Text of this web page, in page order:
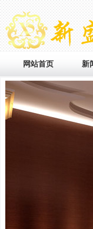
网站首页 新